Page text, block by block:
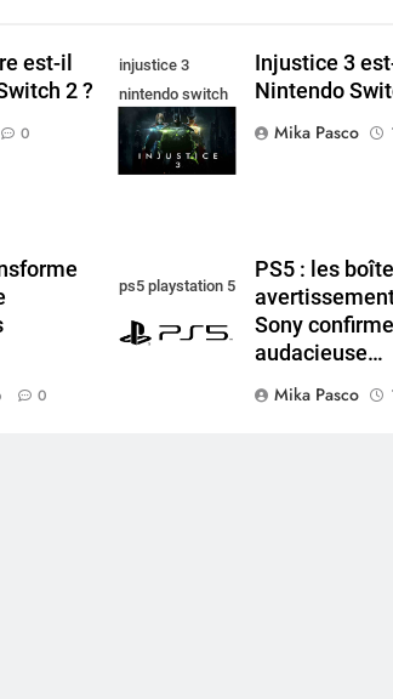
est-il
2 ?
0
injustice 3
nintendo switch
Injustice 3
Nintendo
Mika Pasco
0
ps5 playstation 5
PS5 : les
Sony
audacieuse…
Mika Pasco